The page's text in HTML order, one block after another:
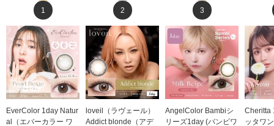
1
EverColor 1day Natur
al（エバーカラー ワ
2
loveil（ラヴェール）
Addict blonde（アデ
3
AngelColor Bambiシ
リーズ1day (バンビワ
Cheritta
ッタワ